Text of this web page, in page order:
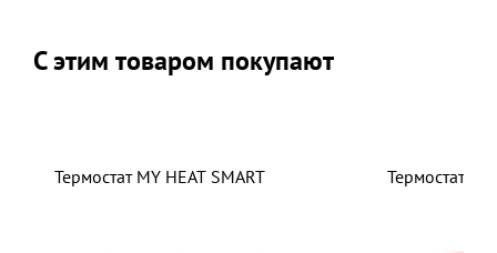
С этим товаром покупают
Термостат MY HEAT SMART Термостат